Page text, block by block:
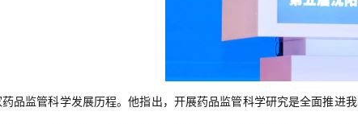
品监管科学发展历程。他指出，开展药品监管科学研究是全面推